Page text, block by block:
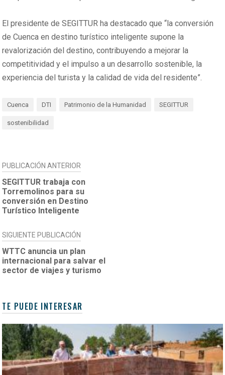
El presidente de SEGITTUR ha destacado que “la conversión
de Cuenca en destino turístico inteligente supone la
revalorización del destino, contribuyendo a mejorar la
competitividad y el impulso a un desarrollo sostenible, la
experiencia del turista y la calidad de vida del residente”.
Cuenca DTI Patrimonio de la Humanidad SEGITTUR
sostenibilidad
NAVEGACIÓN
DE
ENTRADAS
PUBLICACIÓN ANTERIOR
SEGITTUR trabaja con
Torremolinos para su
conversión en Destino
Turístico Inteligente
SIGUIENTE PUBLICACIÓN
WTTC anuncia un plan
internacional para salvar el
sector de viajes y turismo
TE PUEDE INTERESAR